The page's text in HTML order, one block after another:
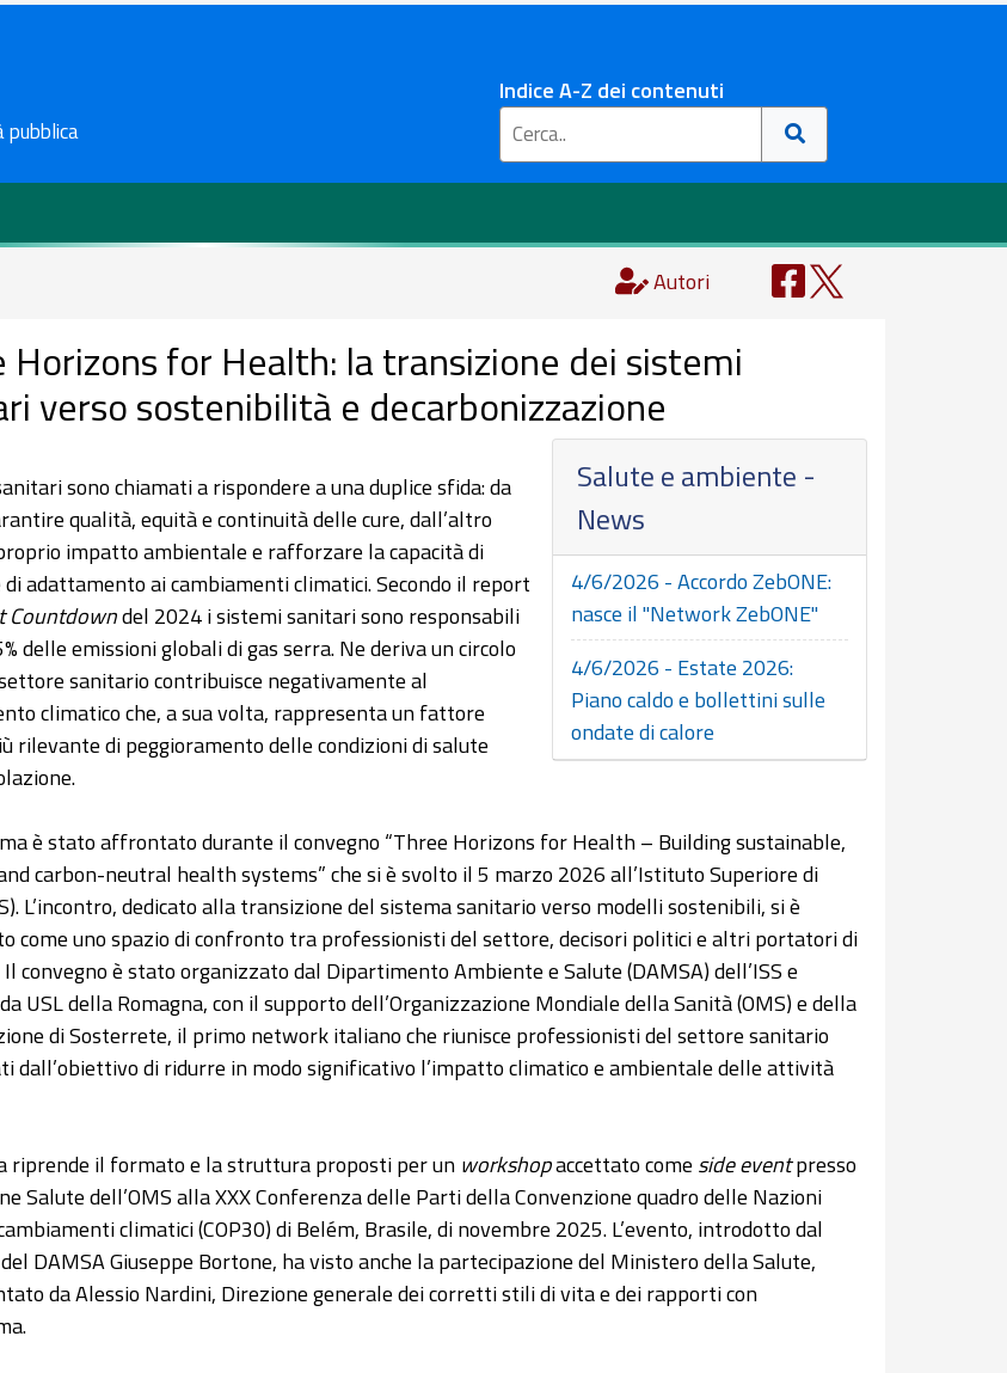
pubblica
Indice A-Z dei contenuti
Autori
Horizons for Health: la transizione dei sistemi
verso sostenibilità e decarbonizzazione
Salute e ambiente -
News
4/6/2026 - Accordo ZebONE:
nasce il "Network ZebONE"
4/6/2026 - Estate 2026:
Piano caldo e bollettini sulle
ondate di calore
sono chiamati a rispondere a una duplice sfida: da
qualità, equità e continuità delle cure, dall’altro
impatto ambientale e rafforzare la capacità di
adattamento ai cambiamenti climatici. Secondo il report
Countdowndel 2024 i sistemi sanitari sono responsabili
delle emissioni globali di gas serra. Ne deriva un circolo
sanitario contribuisce negativamente al
climatico che, a sua volta, rappresenta un fattore
rilevante di peggioramento delle condizioni di salute
è stato affrontato durante il convegno “Three Horizons for Health – Building sustainable,
carbon-neutral health systems” che si è svolto il 5 marzo 2026 all’Istituto Superiore di
L’incontro, dedicato alla transizione del sistema sanitario verso modelli sostenibili, si è
come uno spazio di confronto tra professionisti del settore, decisori politici e altri portatori di
convegno è stato organizzato dal Dipartimento Ambiente e Salute (DAMSA) dell’ISS e
USL della Romagna, con il supporto dell’Organizzazione Mondiale della Sanità (OMS) e della
di Sosterrete, il primo network italiano che riunisce professionisti del settore sanitario
dall’obiettivo di ridurre in modo significativo l’impatto climatico e ambientale delle attività
riprende il formato e la struttura proposti per un workshopaccettato come side eventpresso
Salute dell’OMS alla XXX Conferenza delle Parti della Convenzione quadro delle Nazioni
climatici (COP30) di Belém, Brasile, di novembre 2025. L’evento, introdotto dal
DAMSA Giuseppe Bortone, ha visto anche la partecipazione del Ministero della Salute,
da Alessio Nardini, Direzione generale dei corretti stili di vita e dei rapporti con